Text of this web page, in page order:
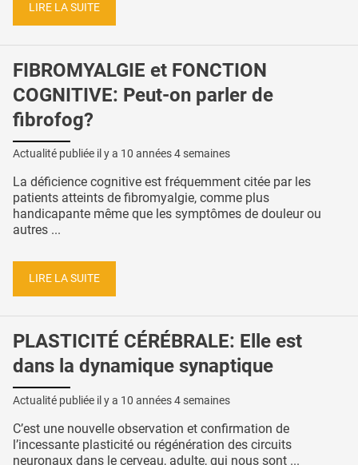
LIRE LA SUITE
FIBROMYALGIE et FONCTION
COGNITIVE: Peut-on parler de
fibrofog?
Actualité publiée il y a 10 années 4 semaines
La déficience cognitive est fréquemment citée par les
patients atteints de fibromyalgie, comme plus
handicapante même que les symptômes de douleur ou
autres ...
LIRE LA SUITE
PLASTICITÉ CÉRÉBRALE: Elle est
dans la dynamique synaptique
Actualité publiée il y a 10 années 4 semaines
C’est une nouvelle observation et confirmation de
l’incessante plasticité ou régénération des circuits
neuronaux dans le cerveau, adulte, qui nous sont ...